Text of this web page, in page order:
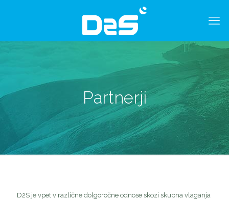
Partnerji
D2S je vpet v različne dolgoročne odnose skozi skupna vlaganja